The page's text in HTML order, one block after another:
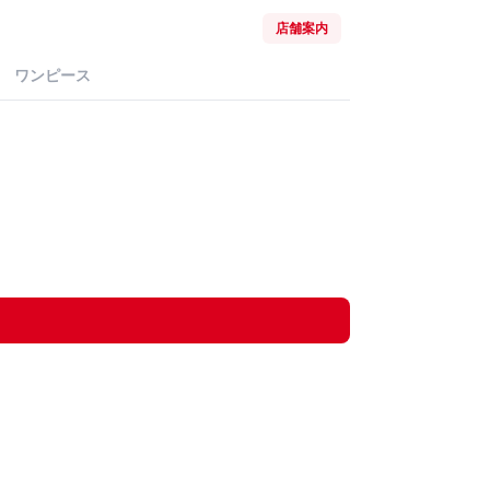
店舗案内
ワンピース